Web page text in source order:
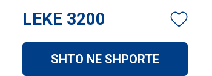
LEKE3200
SHTO NE SHPORTE